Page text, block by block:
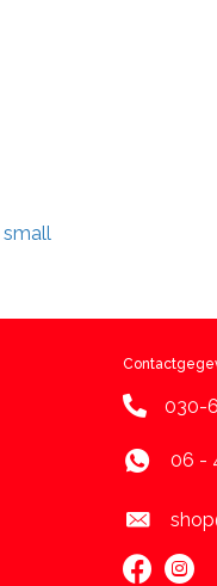
small
030-
06 -